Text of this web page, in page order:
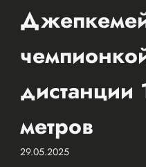
дистанции
метров
29.05.2025